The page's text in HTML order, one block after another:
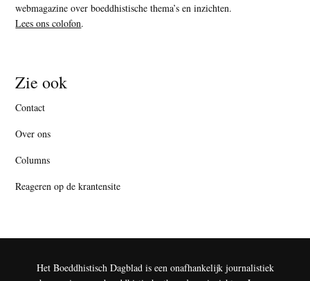
webmagazine over boeddhistische thema’s en inzichten.
Lees ons colofon.
Zie ook
Contact
Over ons
Columns
Reageren op de krantensite
Het Boeddhistisch Dagblad is een onafhankelijk journalistiek